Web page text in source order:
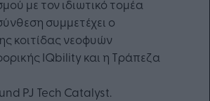
με τον ιδιωτικό τομέα
συμμετέχει ο
κοιτίδας νεοφυών
IQbility και η Τράπεζα
PJ Tech Catalyst.